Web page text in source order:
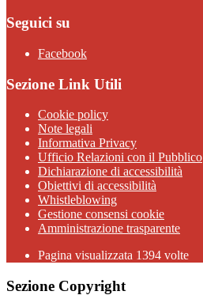
Seguici su
Facebook
Sezione Link Utili
Cookie policy
Note legali
Informativa Privacy
Ufficio Relazioni con il Pubblico
Dichiarazione di accessibilità
Obiettivi di accessibilità
Whistleblowing
Gestione consensi cookie
Amministrazione trasparente
Pagina visualizzata 1394 volte
Sezione Copyright